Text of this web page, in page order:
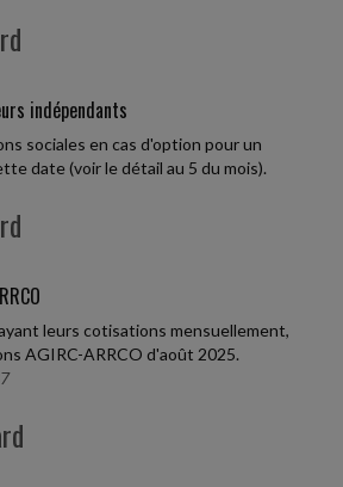
indépendants
sociales en cas d'option pour un
date (voir le détail au 5 du mois).
leurs cotisations mensuellement,
AGIRC-ARRCO d'août 2025.